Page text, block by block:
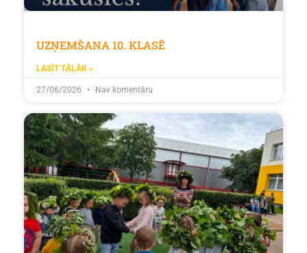
UZŅEMŠANA 10. KLASĒ
LASĪT TĀLĀK »
27/06/2026 Nav komentāru